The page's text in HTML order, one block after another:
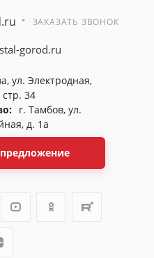
ЗАКАЗАТЬ ЗВОНОК
gorod.ru
ул. Электродная,
стр. 34
г. Тамбов, ул.
д. 1а